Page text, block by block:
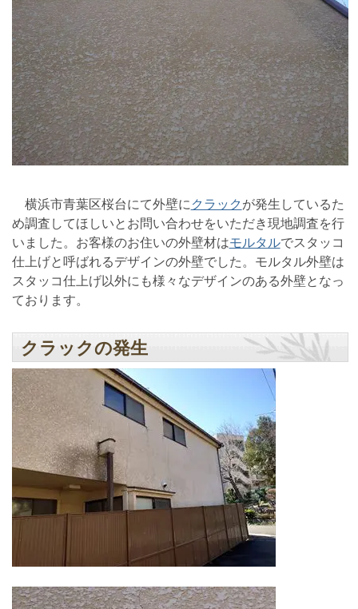
横浜市青葉区桜台にて外壁に クラック が発生しているた
め調査してほしいとお問い合わせをいただき現地調査を行
いました。お客様のお住いの外壁材はモルタルでスタッコ
仕上げと呼ばれるデザインの外壁でした。モルタル外壁は
スタッコ仕上げ以外にも様々なデザインのある外壁となっ
ております。
クラックの発生